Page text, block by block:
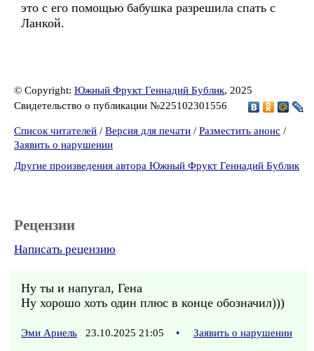
это с его помощью бабушка разрешила спать с
Ланкой.
© Copyright: Южный Фрукт Геннадий Бублик, 2025
Свидетельство о публикации №225102301556
Список читателей / Версия для печати / Разместить анонс /
Заявить о нарушении
Другие произведения автора Южный Фрукт Геннадий Бублик
Рецензии
Написать рецензию
Ну ты и напугал, Гена
Ну хорошо хоть один плюс в конце обозначил)))
Эми Ариель 23.10.2025 21:05 • Заявить о нарушении